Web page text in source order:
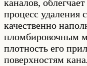
каналов,
процесс удаления
качественно
пломбировочным
плотность его
поверхностям